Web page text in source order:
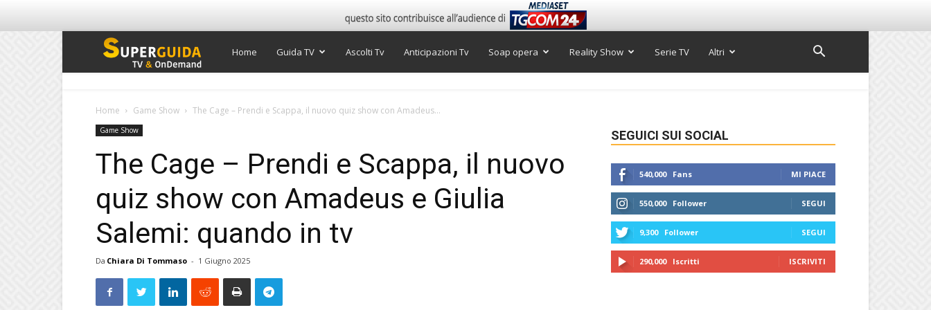
Super
Home Guida TV Ascolti Tv Anticipazioni Tv Soap opera Reality Show Serie TV Altri
Home Game Show The Cage – Prendi e Scappa, il nuovo quiz show con Amadeus...
Game Show
The Cage – Prendi e Scappa, il nuovo
quiz show con Amadeus e Giulia
Salemi: quando in tv
Da Chiara Di Tommaso - 1 Giugno 2025
SEGUICI SUI SOCIAL
540,000 Fans MI PIACE
550,000 Follower SEGUI
9,300 Follower SEGUI
290,000 Iscritti ISCRIVITI